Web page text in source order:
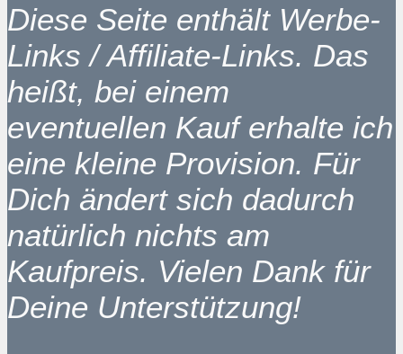
Diese Seite enthält Werbe-
Links / Affiliate-Links. Das
heißt, bei einem
eventuellen Kauf erhalte ich
eine kleine Provision. Für
Dich ändert sich dadurch
natürlich nichts am
Kaufpreis. Vielen Dank für
Deine Unterstützung!